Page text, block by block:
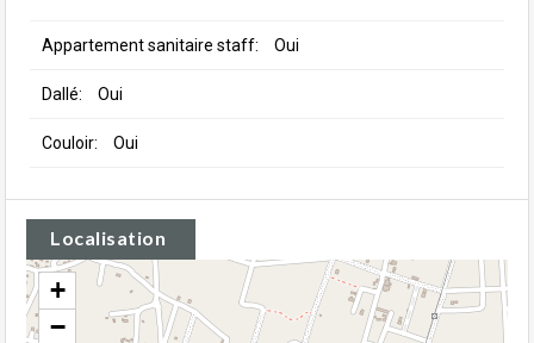
Appartement sanitaire staff: Oui
Dallé: Oui
Couloir: Oui
Localisation
+
−